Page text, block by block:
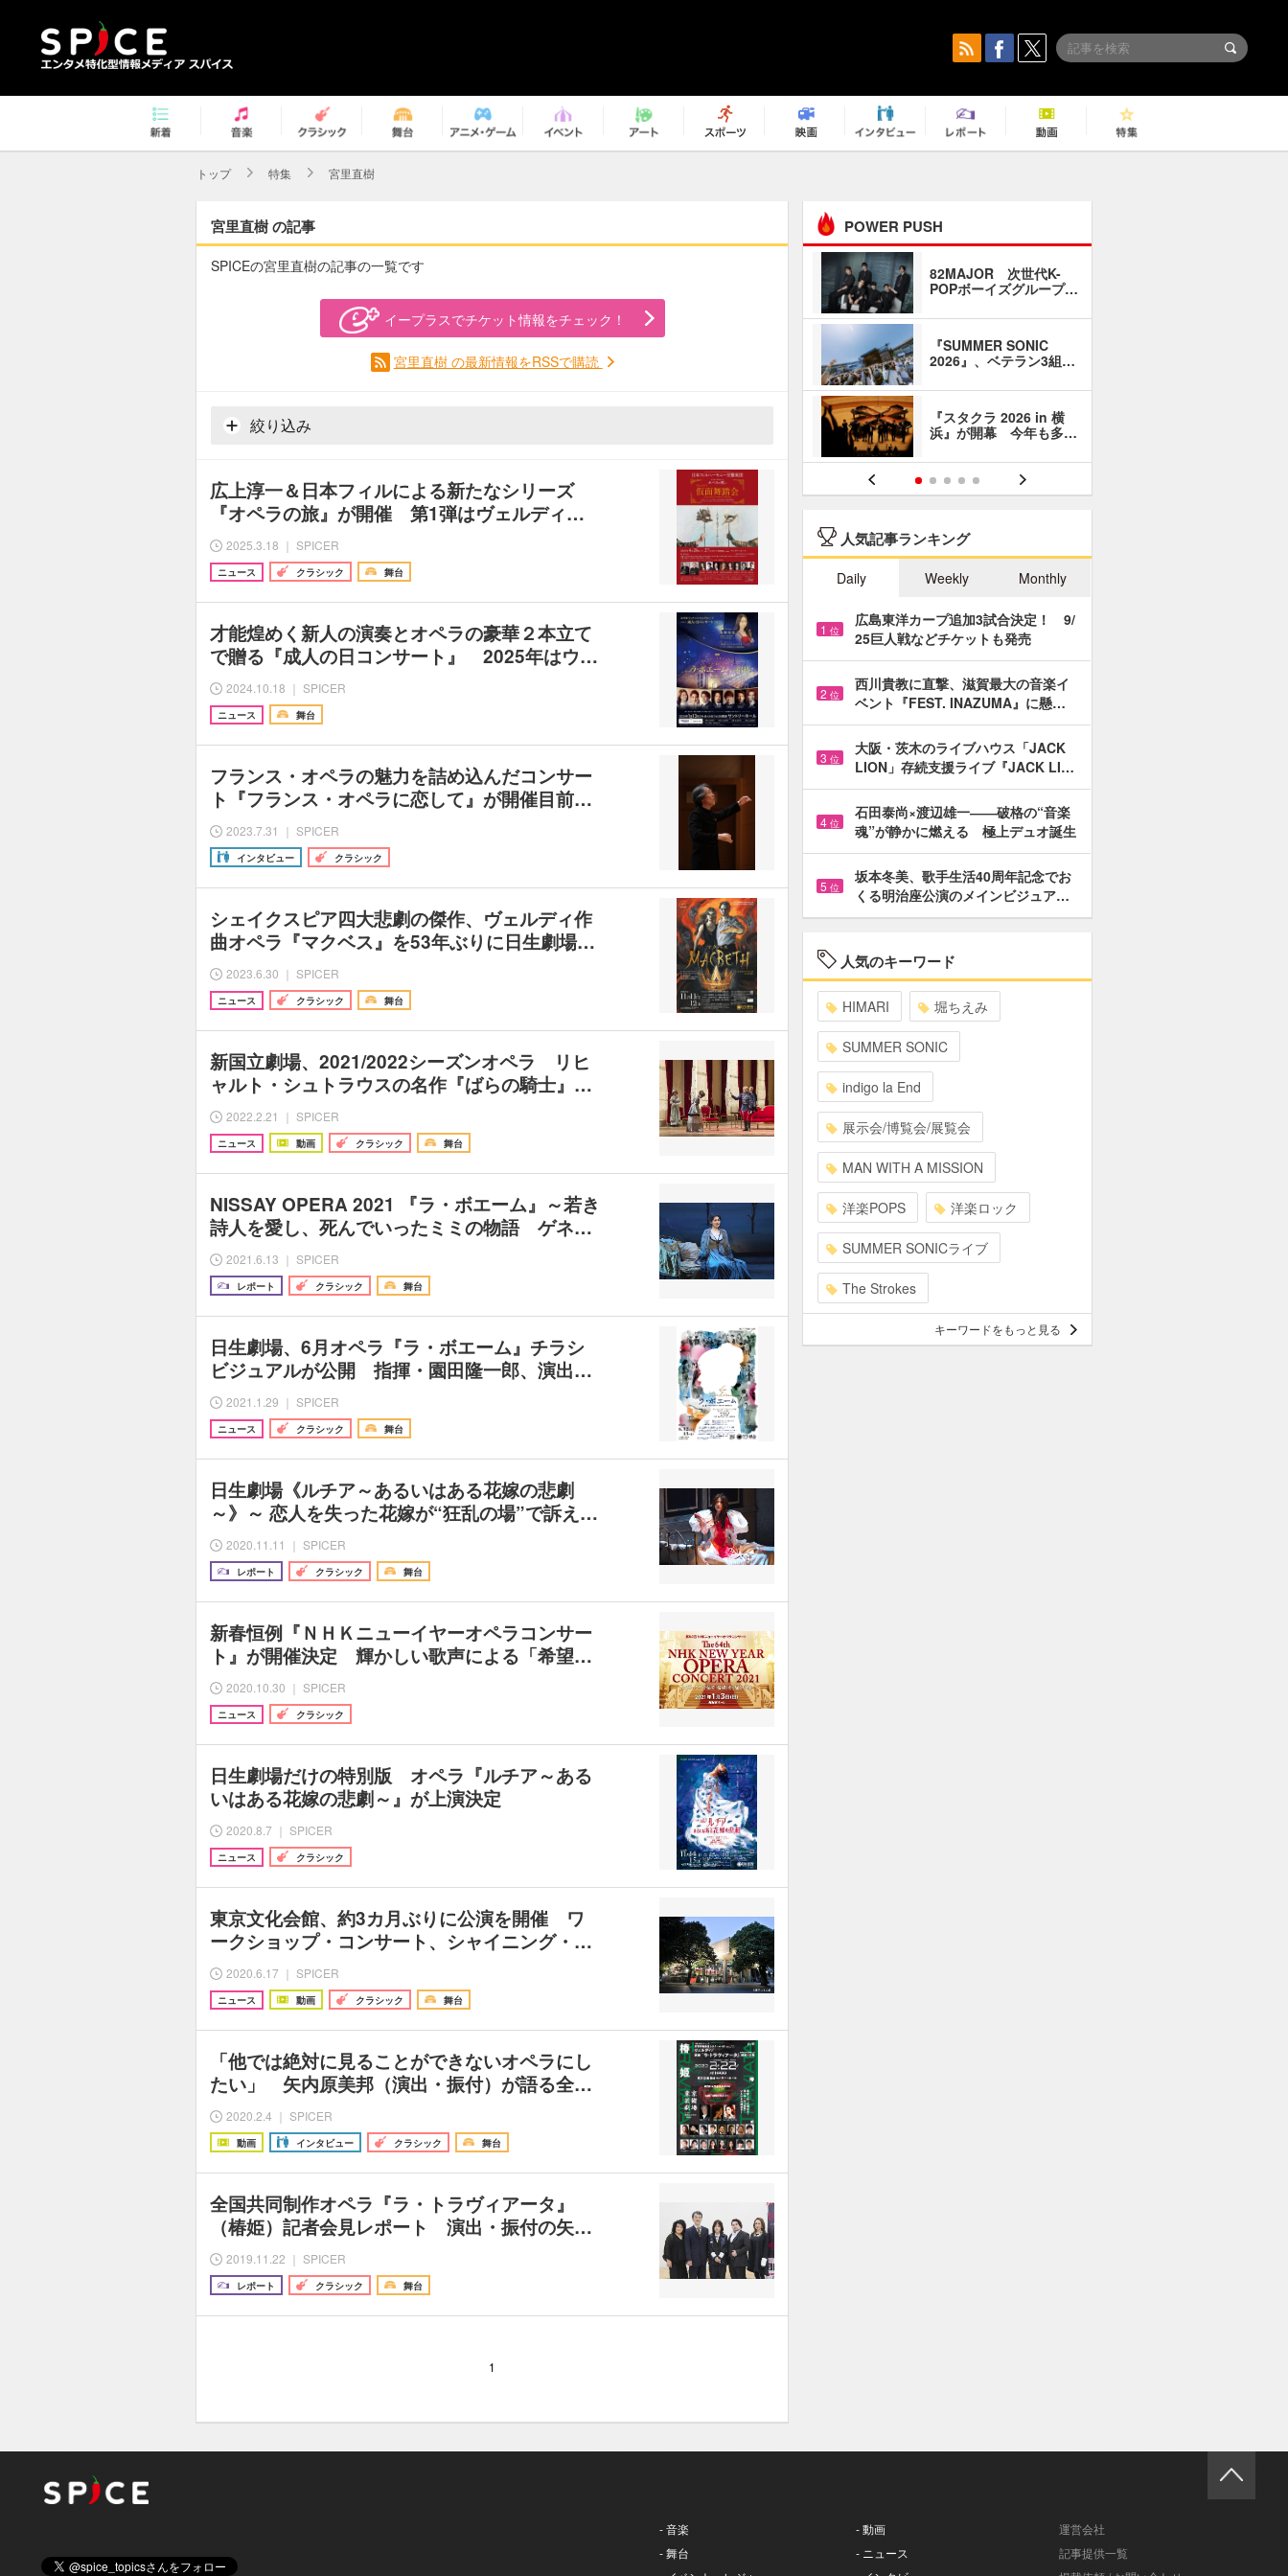
トップ 特集 宮里直樹
宮里直樹 の記事
SPICEの宮里直樹の記事の一覧です
イープラスでチケット情報をチェック！
宮里直樹 の最新情報をRSSで購読
絞り込み
広上淳一＆日本フィルによる新たなシリーズ
『オペラの旅』が開催 第1弾はヴェルディ…
2025.3.18 ｜ SPICER
ニュース クラシック 舞台
才能煌めく新人の演奏とオペラの豪華２本立て
で贈る『成人の日コンサート』 2025年はウ…
2024.10.18 ｜ SPICER
ニュース 舞台
フランス・オペラの魅力を詰め込んだコンサー
ト『フランス・オペラに恋して』が開催目前…
2023.7.31 ｜ SPICER
インタビュー クラシック
シェイクスピア四大悲劇の傑作、ヴェルディ作
曲オペラ『マクベス』を53年ぶりに日生劇場…
2023.6.30 ｜ SPICER
ニュース クラシック 舞台
新国立劇場、2021/2022シーズンオペラ リヒ
ャルト・シュトラウスの名作『ばらの騎士』…
2022.2.21 ｜ SPICER
ニュース 動画 クラシック 舞台
NISSAY OPERA 2021 『ラ・ボエーム』～若き
詩人を愛し、死んでいったミミの物語 ゲネ…
2021.6.13 ｜ SPICER
レポート クラシック 舞台
日生劇場、6月オペラ『ラ・ボエーム』チラシ
ビジュアルが公開 指揮・園田隆一郎、演出…
2021.1.29 ｜ SPICER
ニュース クラシック 舞台
日生劇場《ルチア～あるいはある花嫁の悲劇
～》～ 恋人を失った花嫁が“狂乱の場”で訴え…
2020.11.11 ｜ SPICER
レポート クラシック 舞台
新春恒例『ＮＨＫニューイヤーオペラコンサー
ト』が開催決定 輝かしい歌声による「希望…
2020.10.30 ｜ SPICER
ニュース クラシック
日生劇場だけの特別版 オペラ『ルチア～ある
いはある花嫁の悲劇～』が上演決定
2020.8.7 ｜ SPICER
ニュース クラシック
東京文化会館、約3カ月ぶりに公演を開催 ワ
ークショップ・コンサート、シャイニング・…
2020.6.17 ｜ SPICER
ニュース 動画 クラシック 舞台
「他では絶対に見ることができないオペラにし
たい」 矢内原美邦（演出・振付）が語る全…
2020.2.4 ｜ SPICER
動画 インタビュー クラシック 舞台
全国共同制作オペラ『ラ・トラヴィアータ』
（椿姫）記者会見レポート 演出・振付の矢…
2019.11.22 ｜ SPICER
レポート クラシック 舞台
1
POWER PUSH
82MAJOR 次世代K-
POPボーイズグループ…
『SUMMER SONIC
2026』、ベテラン3組…
『スタクラ 2026 in 横
浜』が開幕 今年も多…
人気記事ランキング
Daily Weekly Monthly
1 位
広島東洋カープ追加3試合決定！ 9/
25巨人戦などチケットも発売
2 位
西川貴教に直撃、滋賀最大の音楽イ
ベント『FEST. INAZUMA』に懸…
3 位
大阪・茨木のライブハウス「JACK
LION」存続支援ライブ『JACK LI…
4 位
石田泰尚×渡辺雄一――破格の“音楽
魂”が静かに燃える 極上デュオ誕生
5 位
坂本冬美、歌手生活40周年記念でお
くる明治座公演のメインビジュア…
人気のキーワード
HIMARI 堀ちえみ
SUMMER SONIC
indigo la End
展示会/博覧会/展覧会
MAN WITH A MISSION
洋楽POPS 洋楽ロック
SUMMER SONICライブ
The Strokes
キーワードをもっと見る
- 音楽
- 舞台
- 動画
- ニュース
運営会社
記事提供一覧